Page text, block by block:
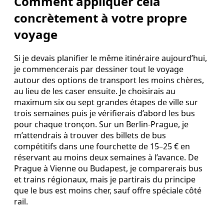
concrètement à votre propre
voyage
Si je devais planifier le même itinéraire aujourd’hui,
je commencerais par dessiner tout le voyage
autour des options de transport les moins chères,
au lieu de les caser ensuite. Je choisirais au
maximum six ou sept grandes étapes de ville sur
trois semaines puis je vérifierais d’abord les bus
pour chaque tronçon. Sur un Berlin‑Prague, je
m’attendrais à trouver des billets de bus
compétitifs dans une fourchette de 15–25 € en
réservant au moins deux semaines à l’avance. De
Prague à Vienne ou Budapest, je comparerais bus
et trains régionaux, mais je partirais du principe
que le bus est moins cher, sauf offre spéciale côté
rail.